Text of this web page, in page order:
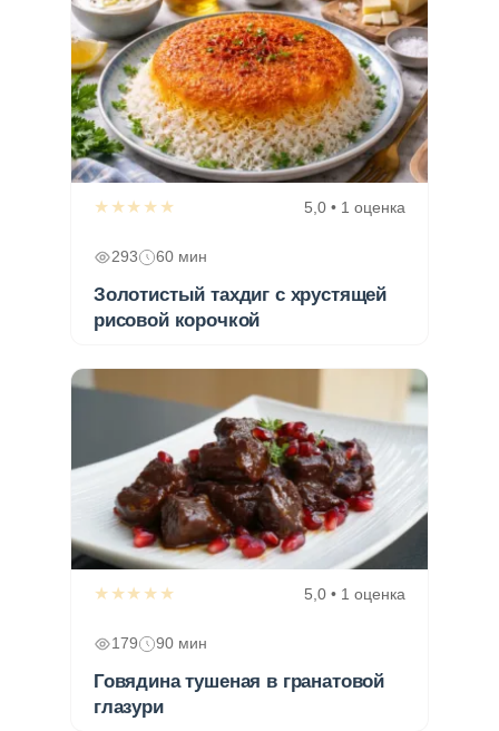
★★★★★ 5,0 • 1 оценка
293 60 мин
Золотистый тахдиг с хрустящей
рисовой корочкой
★★★★★ 5,0 • 1 оценка
179 90 мин
Говядина тушеная в гранатовой
глазури